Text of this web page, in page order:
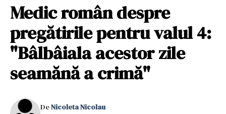
Medic român despre
pregătirile pentru valul 4:
"Bâlbâiala acestor zile
seamănă a crimă"
DeNicoleta Nicolau